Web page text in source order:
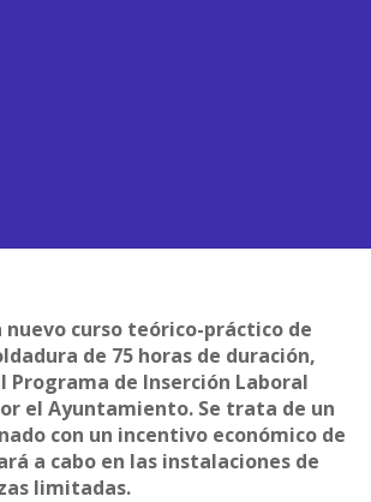
curso teórico-práctico de
de 75 horas de duración,
de Inserción Laboral
el Ayuntamiento. Se trata de un
con un incentivo económico de
a cabo en las instalaciones de
limitadas.